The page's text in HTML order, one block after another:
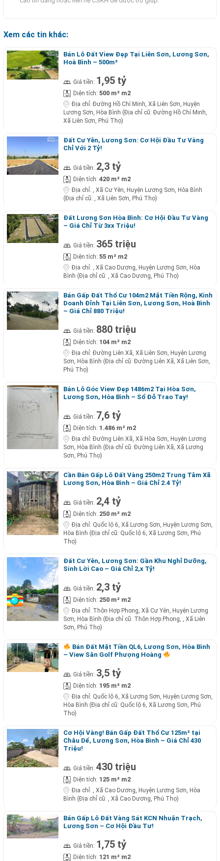
Xem các tin khác:
Bán Lô Đất View Đẹp Tại Liên Sơn, Lương Sơn,
Hoà Bình – 500m²
Giá tiền: 1,95 tỷ
Diện tích: 500 m² m2
Địa chỉ: Đường Hồ Chí Minh, Xã Liên Sơn, Huyện
Lương Sơn, Hòa Bình (Địa chỉ cũ: Đường Hồ Chí Minh,
Xã Liên Sơn, Phú Thọ)
Đất Cư Yên, Lương Sơn: Cơ Hội Đầu Tư Vàng
Chỉ Với 2 Tỷ!
Giá tiền: 2,3 tỷ
Diện tích: 420 m² m2
Địa chỉ:
, Xã Cư Yên, Huyện Lương Sơn, Hòa Bình
(Địa chỉ cũ: , Xã Liên Sơn, Phú Thọ)
Đất Lương Sơn Hòa Bình: Cơ Hội Đầu Tư Vàng
– Giá Chỉ Từ 3xx Triệu!
Giá tiền: 365 triệu
Diện tích: 55 m² m2
Địa chỉ:
, Xã Cao Dương, Huyện Lương Sơn, Hòa
Bình (Địa chỉ cũ: , Xã Cao Dương, Phú Thọ)
Bán Gấp Đất Thổ Cư 104m2 Mặt Tiền Rộng, Kinh
Doanh Đỉnh Tại Liên Sơn, Lương Sơn, Hoà Bình
– Giá Chỉ 880 Triệu!
Giá tiền: 880 triệu
Diện tích: 104 m² m2
Địa chỉ: Đường Liên Xã, Xã Liên Sơn, Huyện Lương
Sơn, Hòa Bình (Địa chỉ cũ: Đường Liên Xã, Xã Liên Sơn,
Phú Thọ)
Bán Lô Góc View Đẹp 1486m2 Tại Hòa Sơn,
Lương Sơn, Hòa Bình – Sổ Đỏ Trao Tay!
Giá tiền: 7,6 tỷ
Diện tích: 1.486 m² m2
Địa chỉ: Đường Liên Xã, Xã Hòa Sơn, Huyện Lương
Sơn, Hòa Bình (Địa chỉ cũ: Đường Liên Xã, Xã Lương
Sơn, Phú Thọ)
Cần Bán Gấp Lô Đất Vàng 250m2 Trung Tâm Xã
Lương Sơn, Hòa Bình – Giá Chỉ 2.4 Tỷ!
Giá tiền: 2,4 tỷ
Diện tích: 250 m² m2
Địa chỉ: Quốc lộ 6, Xã Lương Sơn, Huyện Lương Sơn,
Hòa Bình (Địa chỉ cũ: Quốc lộ 6, Xã Lương Sơn, Phú
Thọ)
Đất Cư Yên, Lương Sơn: Gần Khu Nghỉ Dưỡng,
Sinh Lời Cao – Giá Chỉ 2,x Tỷ!
Giá tiền: 2,3 tỷ
Diện tích: 250 m² m2
Địa chỉ: Thôn Hợp Phong, Xã Cư Yên, Huyện Lương
Sơn, Hòa Bình (Địa chỉ cũ: Thôn Hợp Phong, , Xã Liên
Sơn, Phú Thọ)
Bán Đất Mặt Tiền QL6, Lương Sơn, Hòa Bình
– View Sân Golf Phượng Hoàng
Giá tiền: 3,5 tỷ
Diện tích: 195 m² m2
Địa chỉ: Quốc lộ 6, Xã Lương Sơn, Huyện Lương Sơn,
Hòa Bình (Địa chỉ cũ: Quốc lộ 6, Xã Lương Sơn, Phú
Thọ)
Cơ Hội Vàng! Bán Gấp Đất Thổ Cư 125m² tại
Châu Dể, Lương Sơn, Hòa Bình – Giá Chỉ 430
Triệu!
Giá tiền: 430 triệu
Diện tích: 125 m² m2
Địa chỉ:
, Xã Cao Dương, Huyện Lương Sơn, Hòa
Bình (Địa chỉ cũ: , Xã Cao Dương, Phú Thọ)
Bán Gấp Lô Đất Vàng Sát KCN Nhuận Trạch,
Lương Sơn – Cơ Hội Đầu Tư!
Giá tiền: 1,75 tỷ
Diện tích: 121 m² m2